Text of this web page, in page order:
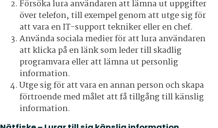
Försöka lura användaren att lämna ut uppgifter
över telefon, till exempel genom att utge sig för
att vara en IT-support tekniker eller en chef.
Använda sociala medier för att lura användaren
att klicka på en länk som leder till skadlig
programvara eller att lämna ut personlig
information.
Utge sig för att vara en annan person och skapa
förtroende med målet att få tillgång till känslig
information.